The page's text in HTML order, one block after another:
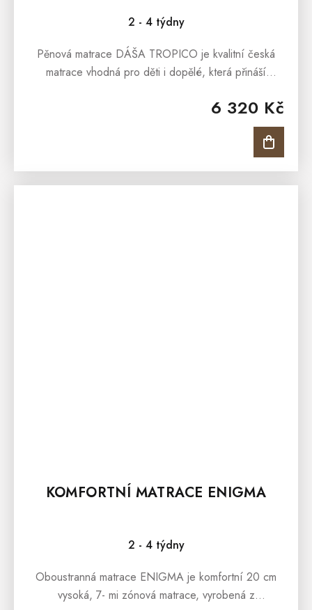
2 - 4 týdny
6 320 Kč
Pěnová matrace DÁŠA TROPICO je kvalitní česká
matrace vhodná pro děti i dopělé, která přináší
vlastnosti.Pěnová matrace DÁŠA...
KOMFORTNÍ MATRACE ENIGMA
2 - 4 týdny
Oboustranná matrace ENIGMA je komfortní 20 cm
vysoká, 7- mi zónová matrace, vyrobená z